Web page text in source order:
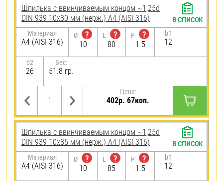
Шпилька c ввинчиваемым концом ~1,25d
DIN 939 10х80 мм (нерж.) A4 (AISI 316)
Материал
A4 (AISI 316)
Ø
?
10
L
?
80
P
?
1.5
b1
12
b2
26
Вес:
51.8 гр.
Цена:
402р. 67коп.
В СПИСОК
Шпилька c ввинчиваемым концом ~1,25d
DIN 939 10х85 мм (нерж.) A4 (AISI 316)
Материал
A4 (AISI 316)
Ø
?
10
L
?
85
P
?
1.5
b1
12
В СПИСОК